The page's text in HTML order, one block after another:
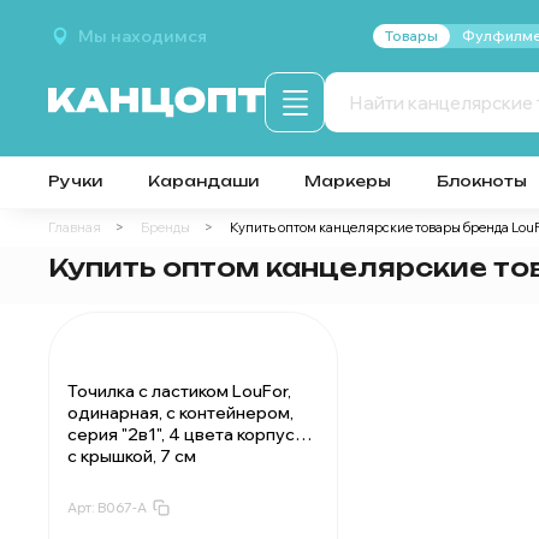
Мы находимся Товары
Ручки Карандаши Маркеры Блокноты
Главная Бренды Купить оптом канцелярские товары бренда
Купить оптом канцелярские
Точилка с ластиком LouFor,
одинарная, с контейнером,
серия "2в1", 4 цвета корпуса,
с крышкой, 7 см
Арт: B067-A
За 1 ластик-точилку: